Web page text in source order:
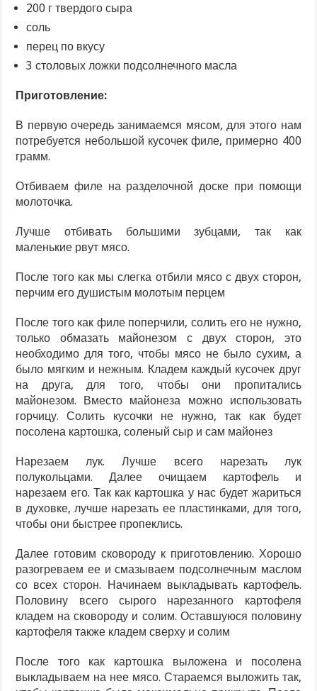
200 г твердого сыра
соль
перец по вкусу
3 столовых ложки подсолнечного масла
Приготовление:
В первую очередь занимаемся мясом, для этого нам
потребуется небольшой кусочек филе, примерно 400
грамм.
Отбиваем филе на разделочной доске при помощи
молоточка.
Лучше отбивать большими зубцами, так как
маленькие рвут мясо.
После того как мы слегка отбили мясо с двух сторон,
перчим его душистым молотым перцем
После того как филе поперчили, солить его не нужно,
только обмазать майонезом с двух сторон, это
необходимо для того, чтобы мясо не было сухим, а
было мягким и нежным. Кладем каждый кусочек друг
на друга, для того, чтобы они пропитались
майонезом. Вместо майонеза можно использовать
горчицу. Солить кусочки не нужно, так как будет
посолена картошка, соленый сыр и сам майонез
Нарезаем лук. Лучше всего нарезать лук
полукольцами. Далее очищаем картофель и
нарезаем его. Так как картошка у нас будет жариться
в духовке, лучше нарезать ее пластинками, для того,
чтобы они быстрее пропеклись.
Далее готовим сковороду к приготовлению. Хорошо
разогреваем ее и смазываем подсолнечным маслом
со всех сторон. Начинаем выкладывать картофель.
Половину всего сырого нарезанного картофеля
кладем на сковороду и солим. Оставшуюся половину
картофеля также кладем сверху и солим
После того как картошка выложена и посолена
выкладываем на нее мясо. Стараемся выложить так,